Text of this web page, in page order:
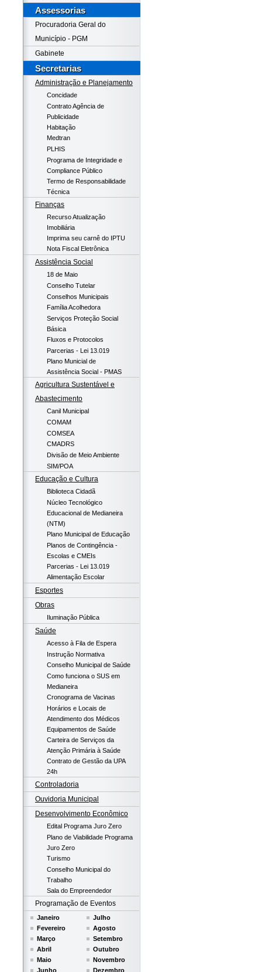
Assessorias
Procuradoria Geral do
Município - PGM
Gabinete
Secretarias
Administração e Planejamento
Concidade
Contrato Agência de
Publicidade
Habitação
Medtran
PLHIS
Programa de Integridade e
Compliance Público
Termo de Responsabilidade
Técnica
Finanças
Recurso Atualização
Imobiliária
Imprima seu carnê do IPTU
Nota Fiscal Eletrônica
Assistência Social
18 de Maio
Conselho Tutelar
Conselhos Municipais
Família Acolhedora
Serviços Proteção Social
Básica
Fluxos e Protocolos
Parcerias - Lei 13.019
Plano Municial de
Assistência Social - PMAS
Agricultura Sustentável e
Abastecimento
Canil Municipal
COMAM
COMSEA
CMADRS
Divisão de Meio Ambiente
SIM/POA
Educação e Cultura
Biblioteca Cidadã
Núcleo Tecnológico
Educacional de Medianeira
(NTM)
Plano Municipal de Educação
Planos de Contingência -
Escolas e CMEIs
Parcerias - Lei 13.019
Alimentação Escolar
Esportes
Obras
Iluminação Pública
Saúde
Acesso à Fila de Espera
Instrução Normativa
Conselho Municipal de Saúde
Como funciona o SUS em
Medianeira
Cronograma de Vacinas
Horários e Locais de
Atendimento dos Médicos
Equipamentos de Saúde
Carteira de Serviços da
Atenção Primária à Saúde
Contrato de Gestão da UPA
24h
Controladoria
Ouvidoria Municipal
Desenvolvimento Econômico
Edital Programa Juro Zero
Plano de Viabilidade Programa
Juro Zero
Turismo
Conselho Municipal do
Trabalho
Sala do Empreendedor
Programação de Eventos
Janeiro
Fevereiro
Março
Abril
Maio
Junho
Julho
Agosto
Setembro
Outubro
Novembro
Dezembro